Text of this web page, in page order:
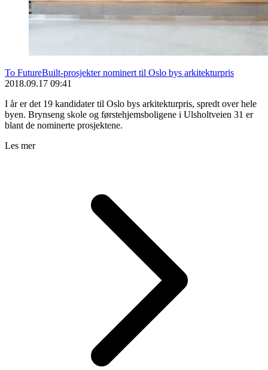
To FutureBuilt-prosjekter nominert til Oslo bys arkitekturpris
2018.09.17 09:41
I år er det 19 kandidater til Oslo bys arkitekturpris, spredt over hele
byen. Brynseng skole og førstehjemsboligene i Ulsholtveien 31 er
blant de nominerte prosjektene.
Les mer